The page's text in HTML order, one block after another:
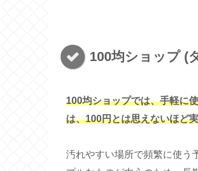
100均ショップ (
100均ショップでは、手軽に
は、100円とは思えないほど
汚れやすい場所で頻繁に使う